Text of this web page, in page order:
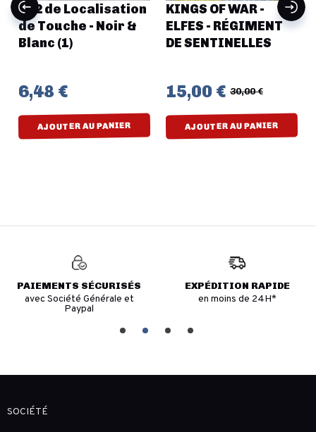
D12 de Localisation
de Touche - Noir &
Blanc (1)
6,48 €
AJOUTER AU PANIER
KINGS OF WAR -
ELFES - RÉGIMENT
DE SENTINELLES
15,00 € 30,00 €
AJOUTER AU PANIER
PAIEMENTS SÉCURISÉS
avec Société Générale et
Paypal
EXPÉDITION RAPIDE
en moins de 24H*
SOCIÉTÉ